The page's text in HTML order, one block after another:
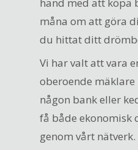
måna om att göra
du hittat ditt
Vi har valt att vara
oberoende
någon bank eller
få både ekonomisk
genom vårt nätverk.